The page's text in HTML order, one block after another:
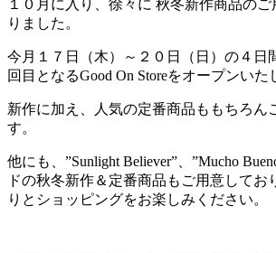
１０月に入り、徐々に 秋冬新作商品の
りました。
今月１７日（木）～２０日（日）の４日
回目となるGood On Storeをオープンいた
新作に加え、人気の定番商品ももちろん
す。
他にも、”Sunlight Believer”、”Mucho
ドの秋冬新作＆定番商品もご用意してお
りとショッピングをお楽しみください。